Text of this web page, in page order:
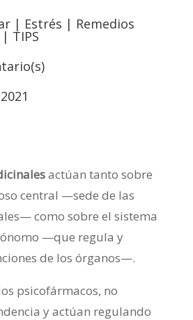
| Estrés | Remedios
| TIPS
actúan tanto sobre
central —sede de las
como sobre el sistema
—que regula y
de los órganos—.
psicofármacos, no
y actúan regulando